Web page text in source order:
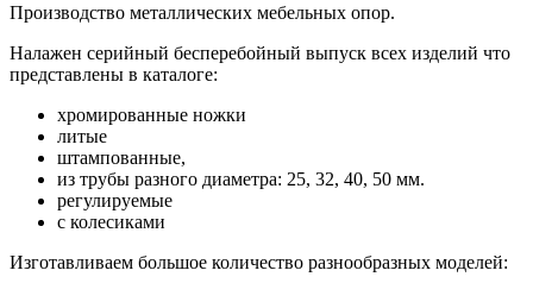
Производство металлических мебельных опор.
Налажен серийный бесперебойный выпуск всех изделий что
представлены в каталоге:
хромированные ножки
литые
штампованные,
из трубы разного диаметра: 25, 32, 40, 50 мм.
регулируемые
с колесиками
Изготавливаем большое количество разнообразных моделей: